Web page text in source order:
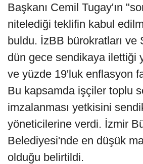
Başkanı Cemil Tugay'ın
nitelediği teklifin kabul
buldu. İzBB bürokratları ve
dün gece sendikaya ilettiği
ve yüzde 19'luk enflasyon
Bu kapsamda işçiler toplu
imzalanması yetkisini
yöneticilerine verdi. İzmir
Belediyesi'nde en düşük
olduğu belirtildi.